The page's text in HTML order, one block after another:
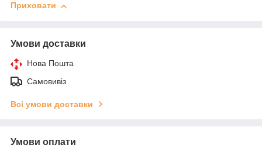
Приховати
Умови доставки
Нова Пошта
Самовивіз
Всі умови доставки
Умови оплати